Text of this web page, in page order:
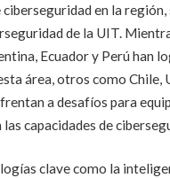
ciberseguridad en la región,
de la UIT.
Ecuador y Perú han
área, otros como Chile,
a desafíos para
capacidades de
clave como la